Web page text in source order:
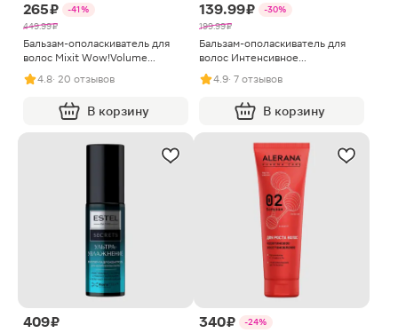
265 ₽
-41%
449.99 ₽
Бальзам-ополаскиватель для
волос Mixit Wow!Volume
укрепляющий 400мл
4.8· 20 отзывов
В корзину
139.99 ₽
-30%
199.99 ₽
Бальзам-ополаскиватель для
волос Интенсивное
восстановление Pantene Pro-V
90мл
4.9· 7 отзывов
В корзину
409 ₽ 340 ₽
-24%